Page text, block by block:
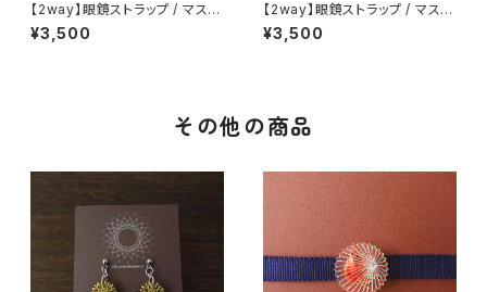
【2way】眼鏡ストラップ / マスク
ホルダー (青とレモンイエロー)
絹糸のアクセサリー
¥3,500
【2way】眼鏡ストラップ / マスク
ホルダー (紫とベージュ) 絹糸
のアクセサリー
¥3,500
その他の商品